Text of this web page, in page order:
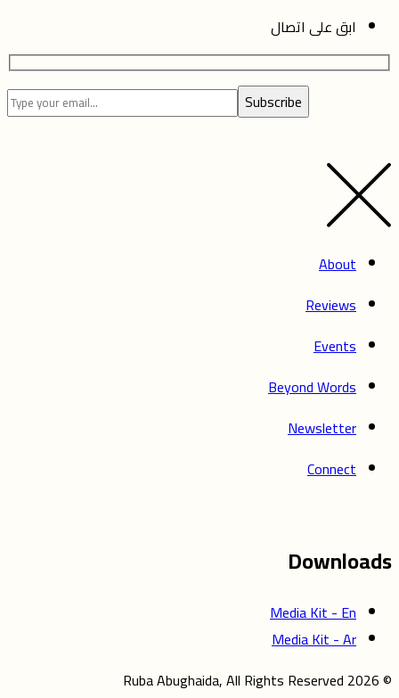
ابق على اتصال
Subscribe
About
Reviews
Events
Beyond Words
Newsletter
Connect
Downloads
Media Kit - En
Media Kit - Ar
© 2026 Ruba Abughaida, All Rights Reserved